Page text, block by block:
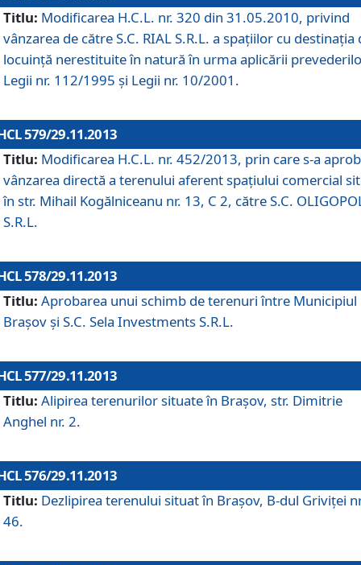
Titlu: Modificarea H.C.L. nr. 320 din 31.05.2010, privind
vânzarea de către S.C. RIAL S.R.L. a spaţiilor cu destinaţia
locuinţă nerestituite în natură în urma aplicării
Legii nr. 112/1995 şi Legii nr. 10/2001.
579/29.11.2013
Titlu: Modificarea H.C.L. nr. 452/2013, prin care s-a
vânzarea directă a terenului aferent spaţiului comercial
în str. Mihail Kogălniceanu nr. 13, C 2, către S.C.
S.R.L.
578/29.11.2013
Titlu: Aprobarea unui schimb de terenuri între Municipiul
Braşov şi S.C. Sela Investments S.R.L.
577/29.11.2013
Titlu: Alipirea terenurilor situate în Braşov, str. Dimitrie
Anghel nr. 2.
576/29.11.2013
Titlu: Dezlipirea terenului situat în Braşov, B-dul Griviţei
46.